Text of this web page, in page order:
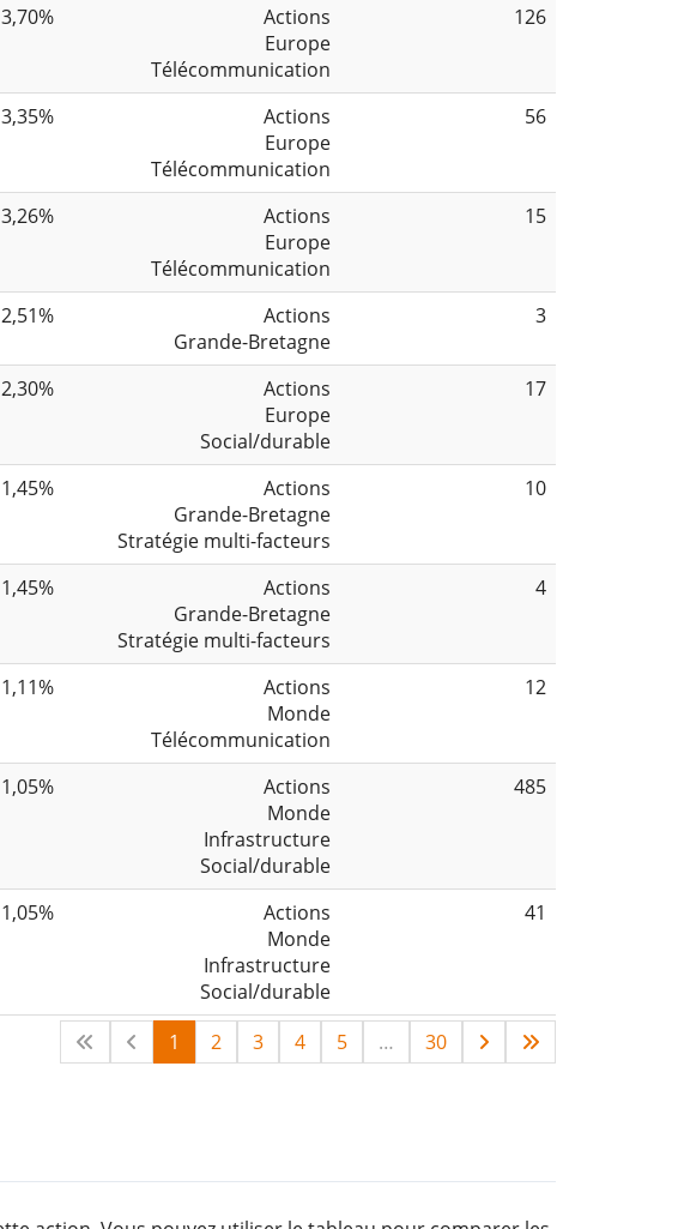
3,70%
Actions
Europe
Télécommunication
126
3,35%
Actions
Europe
Télécommunication
56
3,26%
Actions
Europe
Télécommunication
15
2,51%
Actions
Grande-Bretagne
3
2,30%
Actions
Europe
Social/durable
17
1,45%
Actions
Grande-Bretagne
Stratégie multi-facteurs
10
1,45%
Actions
Grande-Bretagne
Stratégie multi-facteurs
4
1,11%
Actions
Monde
Télécommunication
12
1,05%
Actions
Monde
Infrastructure
Social/durable
485
1,05%
Actions
Monde
Infrastructure
Social/durable
41
1 2 3 4 5 … 30